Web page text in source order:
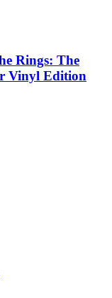
Rings: The
Vinyl Edition